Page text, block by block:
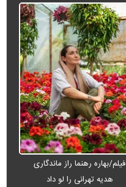
فیلم/بهاره رهنما راز ماندگاری
هدیه تهرانی را لو داد